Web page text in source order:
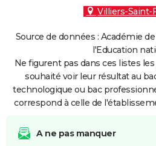
Villiers-Saint-
Source de données : Académie
l'Education
Ne figurent pas dans ces listes
souhaité voir leur résultat au
technologique ou bac
correspond à celle de
A ne pas manquer